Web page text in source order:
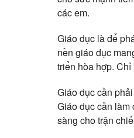
các em.
Giáo dục là để
nền giáo dục
triển hòa hợp.
Giáo dục cần
Giáo dục cần làm
sàng cho trận